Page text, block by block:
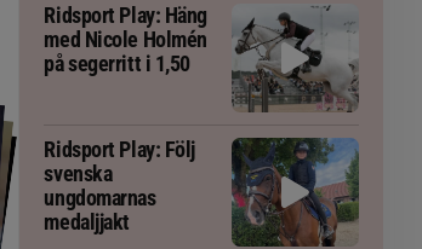
Ridsport Play: Häng
med Nicole Holmén
på segerritt i 1,50
Ridsport Play: Följ
svenska
ungdomarnas
medaljjakt